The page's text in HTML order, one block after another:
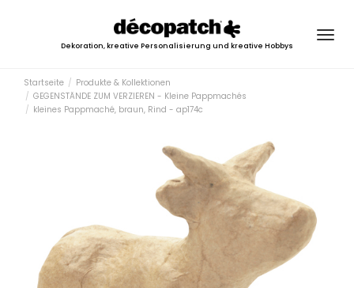
Dekoration, kreative Personalisierung und kreative Hobbys
Startseite
Produkte & Kollektionen
GEGENSTÄNDE ZUM VERZIEREN - Kleine Pappmachés
kleines Pappmaché, braun, Rind - ap174c